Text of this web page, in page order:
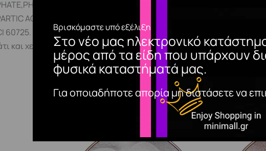
Βρισκόμαστε υπό εξέλιξη
Στο νέο μας ηλεκτρονικό
μέρος από τα είδη που υπάρχουν
φυσικά καταστήματά μας.
Για οποιαδήποτε απορία μη διστάσετε να
SODIUM CHLORIDE, SODIUM PCA,
ACID, COCO-
60725. Ανακινήστε καλά πριν από κάθε χρήση για να αναμιχθούν
και χείλος ξεχωριστά. Πατήστε το βαμβάκι στο βλέφαρο και τα